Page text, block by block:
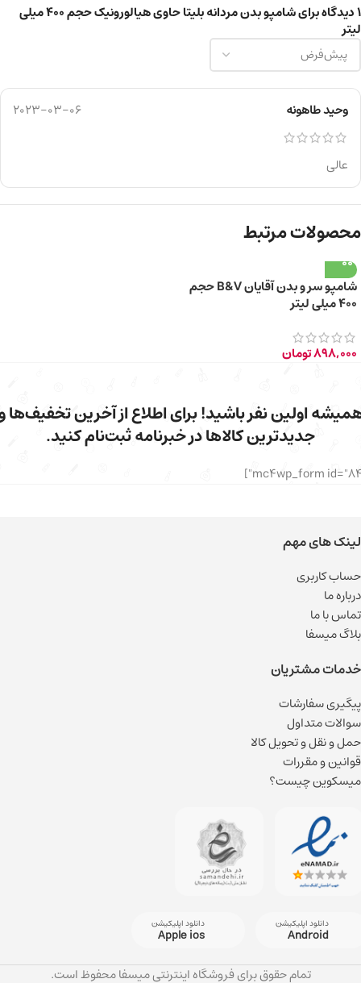
1 دیدگاه برای شامپو بدن مردانه بلیتا حاوی هیالورونیک حجم 400 میلی
لیتر
وحید طاهونه 2023-03-06
عالی
محصولات مرتبط
شامپو سر و بدن آقایان B&V حجم
400 میلی لیتر
898,000تومان
اولین نفر باشید! برای اطلاع از آخرین تخفیف‌ها
جدیدترین کالاها در خبرنامه ثبت‌نام کنید.
لینک های مهم
حساب کاربری
درباره ما
تماس با ما
بلاگ میسفا
خدمات مشتریان
پیگیری سفارشات
سوالات متداول
حمل و نقل و تحویل کالا
قوانین و مقررات
میسکوین چیست؟
دانلود اپلیکیشن
Android
دانلود اپلیکیشن
Apple ios
تمام حقوق برای فروشگاه اینترنتی میسفا محفوظ است.